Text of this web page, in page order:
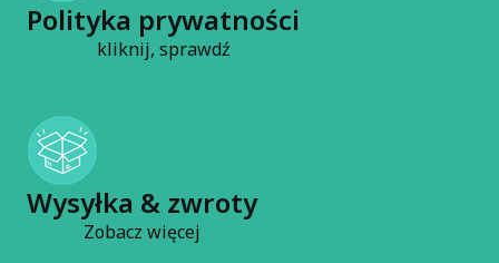
Polityka prywatności
kliknij, sprawdź
Wysyłka & zwroty
Zobacz więcej